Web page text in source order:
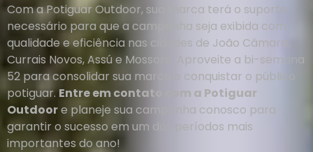
Com a Potiguar Outdoor, sua marca terá o suporte
necessário para que a campanha seja exibida com
qualidade e eficiência nas cidades de João Câmara,
Currais Novos, Assú e Mossoró. Aproveite a bi-semana
52 para consolidar sua marca e conquistar o público
potiguar. Entre em contato com a Potiguar
Outdoore planeje sua campanha conosco para
garantir o sucesso em um dos períodos mais
importantes do ano!